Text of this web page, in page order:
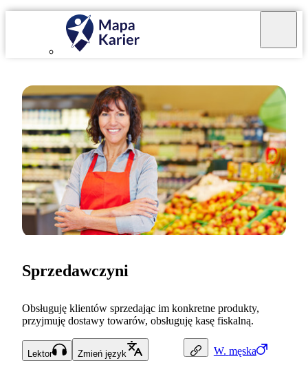
W. męska
Sprzedawczyni
Obsługuję klientów sprzedając im konkretne produkty,
przyjmuję dostawy towarów, obsługuję kasę fiskalną.
Lektor Zmień język